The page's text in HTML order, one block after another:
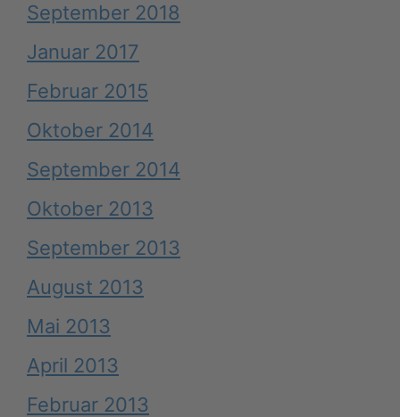
September 2018
Januar 2017
Februar 2015
Oktober 2014
September 2014
Oktober 2013
September 2013
August 2013
Mai 2013
April 2013
Februar 2013